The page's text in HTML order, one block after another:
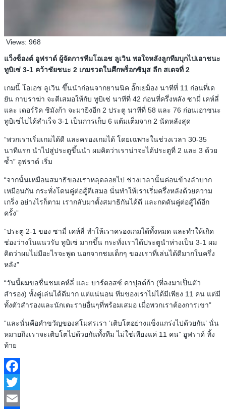
Views: 968
แว็งซ็องต์ อูฟราด์ ผู้จัดการทีมโอเอช ลูเวิน พอใจหลังลูกทีมบุกไปเอาชนะ
ทูบิเซ่ 3-1 คว้าชัยชนะ 2 เกมรวดในศึกพร็อกซิมุส ลีก สเตจที่ 2
เกมนี้ โอเอช ลูเวิน ขึ้นนำก่อนจากยานนิค อั๊กเยม็อง นาทีที่ 11 ก่อนที่เด
ยัน กาบราฆ่า จะตีเสมอให้กับ ทูบิเซ่ นาทีที่ 42 ก่อนที่ครึ่งหลัง ซามี่ เคห์ลี่
และ เดอร์ริค ชิมังก้า จะมายิงอีก 2 ประตู นาทีที่ 58 และ 76 ก่อนเอาชนะ
ทูบิเซ่ไปได้สำเร็จ 3-1 เป็นการเก็บ 6 แต้มเต็มจาก 2 นัดหลังสุด
“พวกเราเริ่มเกมได้ดี และครองเกมได้ โดยเฉพาะในช่วงเวลา 30-35
นาทีแรก นำไปสู่ประตูขึ้นนำ ผมคิดว่าเราน่าจะได้ประตูที่ 2 และ 3 ด้วย
ซ้ำ” อูฟราด์ เริ่ม
“จากนั้นเหมือนสมาธิของเราหลุดลอยไป ช่วงเวลานั้นค่อนข้างลำบาก
เหมือนกัน กระทั่งโดนคู่ต่อสู้ตีเสมอ นั่นทำให้เราเริ่มครึ่งหลังด้วยความ
เกร็ง อย่างไรก็ตาม เรากลับมาตั้งสมาธิกันได้ดี และกดดันคู่ต่อสู้ได้อีก
ครั้ง”
“ประตู 2-1 ของ ซามี่ เคห์ลี่ ทำให้เราครองเกมได้ทั้งหมด และทำให้เกิด
ช่องว่างในแนวรับ ทูบิเซ่ มากขึ้น กระทั่งเราได้ประตูนำห่างเป็น 3-1 ผม
คิดว่าผมไม่มีอะไรจะพูด นอกจากชมเด็กๆ ของเราที่เล่นได้ดีมากในครึ่ง
หลัง”
“วันนี้ผมขอชื่นชมเคห์ลี่ และ บาร์ตอสซ์ คาปุสต์ก้า (ที่ลงมาเป็นตัว
สำรอง) ทั้งคู่เล่นได้ดีมาก แต่แน่นอน ทีมของเราไม่ได้มีเพียง 11 คน แต่มี
ทั้งตัวสำรองและนักเตะรายอื่นๆที่พร้อมเสมอ เมื่อพวกเราต้องการเขา”
“และนั่นคือคำขวัญของสโมสรเรา ‘เติบโตอย่างแข็งแกร่งไปด้วยกัน’ นั่น
หมายถึงเราจะเติบโตไปด้วยกันทั้งทีม ไม่ใช่เพียงแค่ 11 คน” อูฟราด์ ทิ้ง
ท้าย
Facebook
Twitter